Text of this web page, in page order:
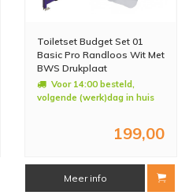
Toiletset Budget Set 01
Basic Pro Randloos Wit Met
BWS Drukplaat
Voor 14:00 besteld,
volgende (werk)dag in huis
199,00
Meer info